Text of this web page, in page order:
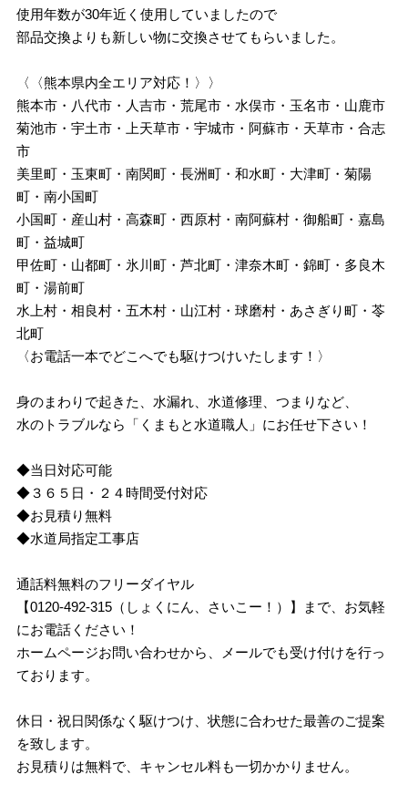
使用年数が30年近く使用していましたので
部品交換よりも新しい物に交換させてもらいました。
〈〈熊本県内全エリア対応！〉〉
熊本市・八代市・人吉市・荒尾市・水俣市・玉名市・山鹿市
菊池市・宇土市・上天草市・宇城市・阿蘇市・天草市・合志
市
美里町・玉東町・南関町・長洲町・和水町・大津町・菊陽
町・南小国町
小国町・産山村・高森町・西原村・南阿蘇村・御船町・嘉島
町・益城町
甲佐町・山都町・氷川町・芦北町・津奈木町・錦町・多良木
町・湯前町
水上村・相良村・五木村・山江村・球磨村・あさぎり町・苓
北町
〈お電話一本でどこへでも駆けつけいたします！〉
身のまわりで起きた、水漏れ、水道修理、つまりなど、
水のトラブルなら「くまもと水道職人」にお任せ下さい！
◆当日対応可能
◆３６５日・２４時間受付対応
◆お見積り無料
◆水道局指定工事店
通話料無料のフリーダイヤル
【0120-492-315（しょくにん、さいこー！）】まで、お気軽
にお電話ください！
ホームページお問い合わせから、メールでも受け付けを行っ
ております。
休日・祝日関係なく駆けつけ、状態に合わせた最善のご提案
を致します。
お見積りは無料で、キャンセル料も一切かかりません。